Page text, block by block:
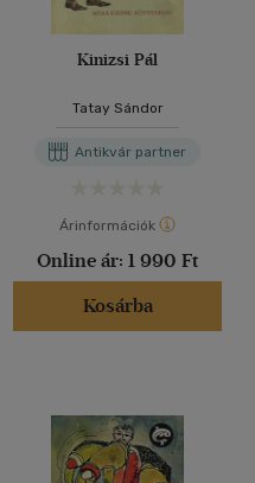
Kinizsi Pál
Tatay Sándor
Antikvár partner
Árinformációk
Online ár: 1 990 Ft
Kosárba